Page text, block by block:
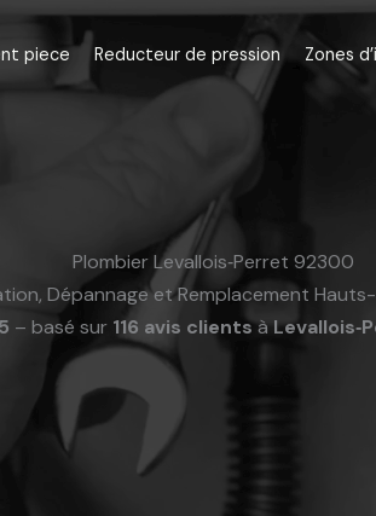
piece Reducteur de pression Zones
Plombier Levallois‑Perret 92300
Dépannage et Remplacement
– basé sur 116 avis clientsà